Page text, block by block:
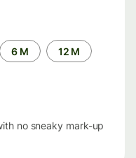
6 M 12 M
no sneaky mark-up